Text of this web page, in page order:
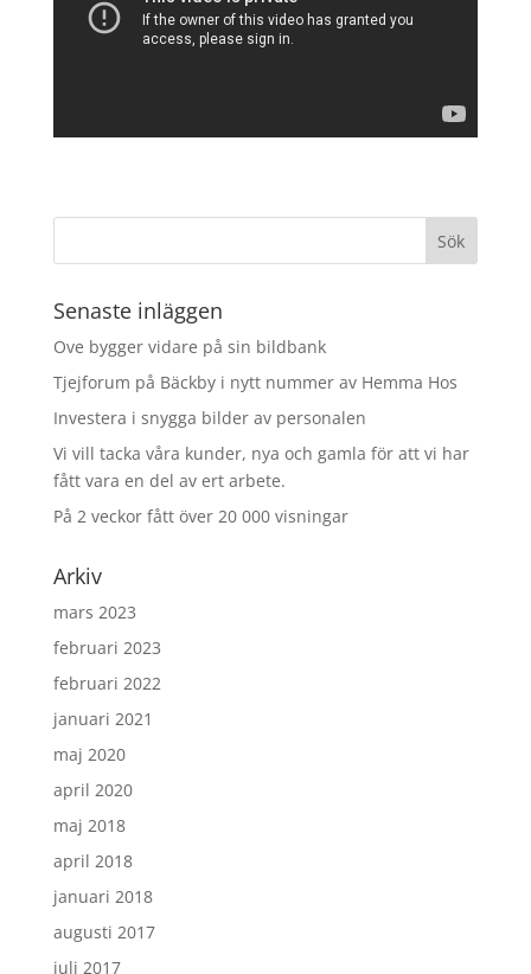
Senaste inläggen
Ove bygger vidare på sin bildbank
Tjejforum på Bäckby i nytt nummer av Hemma Hos
Investera i snygga bilder av personalen
Vi vill tacka våra kunder, nya och gamla för att vi har
fått vara en del av ert arbete.
På 2 veckor fått över 20 000 visningar
Arkiv
mars 2023
februari 2023
februari 2022
januari 2021
maj 2020
april 2020
maj 2018
april 2018
januari 2018
augusti 2017
juli 2017